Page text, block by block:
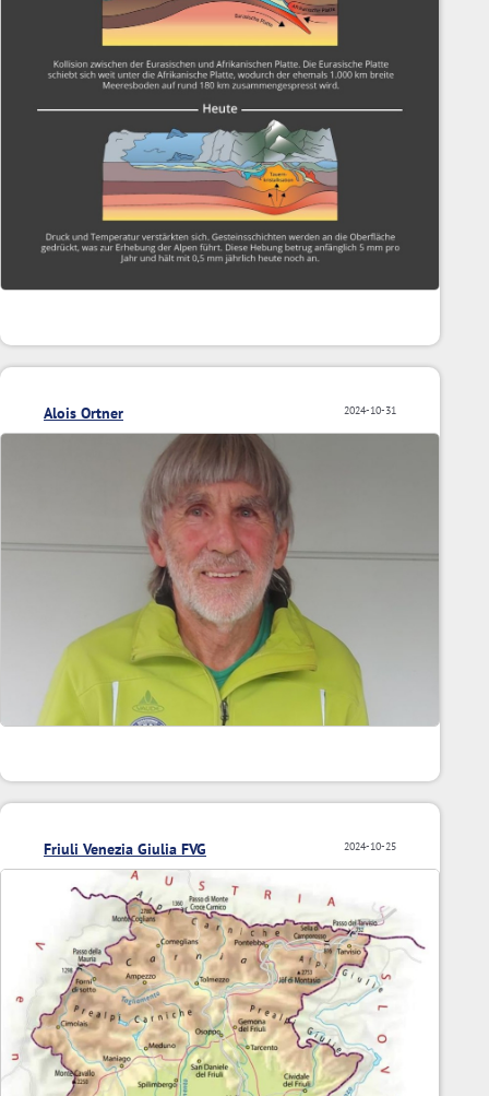
2024-10-31
Alois Ortner
2024-10-25
Friuli Venezia Giulia FVG